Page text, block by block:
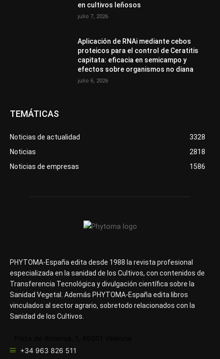
en cultivos leñosos
julio 7, 2026
Aplicación de RNAi mediante cebos
proteicos para el control de Ceratitis
capitata: eficacia en semicampo y
efectos sobre organismos no diana
julio 6, 2026
TEMÁTICAS
Noticias de actualidad
3328
Noticias
2818
Noticias de empresas
1586
PHYTOMA-España edita desde 1988 la revista profesional
especializada en la sanidad de los Cultivos, con contenidos de
Transferencia Tecnológica y divulgación científica sobre la
Sanidad Vegetal. Además PHYTOMA-España edita libros
vinculados al sector agrario, sobretodo relacionados con la
Sanidad de los Cultivos.
+34 963 826 511